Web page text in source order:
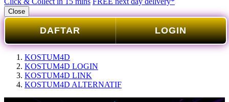
Close
DAFTAR LOGIN
KOSTUM4D
KOSTUM4D LOGIN
KOSTUM4D LINK
KOSTUM4D ALTERNATIF